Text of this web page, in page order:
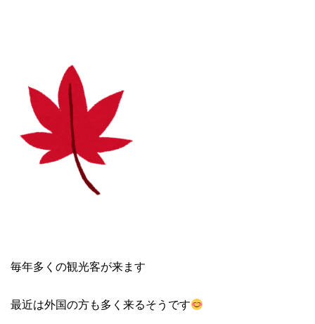
毎年多くの観光客が来ます
最近は外国の方も多く来るそうです